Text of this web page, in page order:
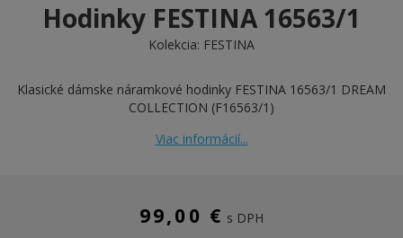
Hodinky FESTINA 16563/1
Kolekcia: FESTINA
Klasické dámske náramkové hodinky FESTINA 16563/1 DREAM
COLLECTION (F16563/1)
Viac informácií...
99,00 € s DPH